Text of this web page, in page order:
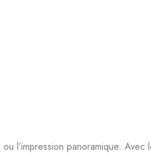
l’impression panoramique. Avec